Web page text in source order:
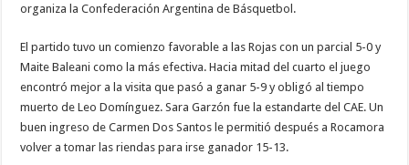
organiza la Confederación Argentina de Básquetbol.
El partido tuvo un comienzo favorable a las Rojas con un parcial 5-0 y
Maite Baleani como la más efectiva. Hacia mitad del cuarto el juego
encontró mejor a la visita que pasó a ganar 5-9 y obligó al tiempo
muerto de Leo Domínguez. Sara Garzón fue la estandarte del CAE. Un
buen ingreso de Carmen Dos Santos le permitió después a Rocamora
volver a tomar las riendas para irse ganador 15-13.